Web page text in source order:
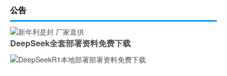
公告
DeepSeek全套部署资料免费下载